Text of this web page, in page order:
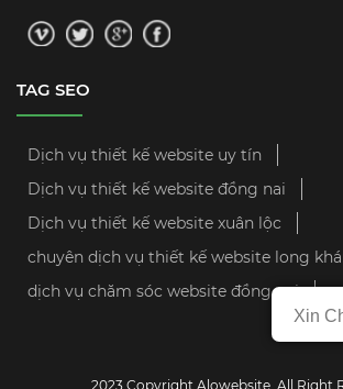
TAG SEO
Dịch vụ thiết kế website uy tín
Dịch vụ thiết kế website đồng nai
Dịch vụ thiết kế website xuân lộc
chuyên dịch vụ thiết kế website long
dịch vụ chăm sóc website đồng nai
2023 Copyright Alowebsite. All Right
Xin